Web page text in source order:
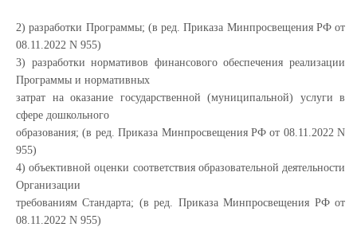
2) разработки Программы; (в ред. Приказа Минпросвещения РФ от
08.11.2022 N 955)
3) разработки нормативов финансового обеспечения реализации
Программы и нормативных
затрат на оказание государственной (муниципальной) услуги в
сфере дошкольного
образования; (в ред. Приказа Минпросвещения РФ от 08.11.2022 N
955)
4) объективной оценки соответствия образовательной деятельности
Организации
требованиям Стандарта; (в ред. Приказа Минпросвещения РФ от
08.11.2022 N 955)